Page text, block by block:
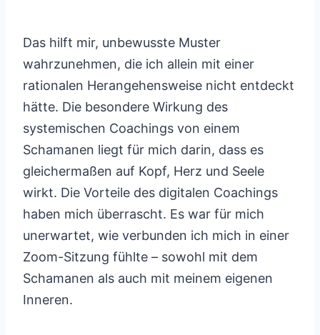
Das hilft mir, unbewusste Muster
wahrzunehmen, die ich allein mit einer
rationalen Herangehensweise nicht entdeckt
hätte. Die besondere Wirkung des
systemischen Coachings von einem
Schamanen liegt für mich darin, dass es
gleichermaßen auf Kopf, Herz und Seele
wirkt. Die Vorteile des digitalen Coachings
haben mich überrascht. Es war für mich
unerwartet, wie verbunden ich mich in einer
Zoom-Sitzung fühlte – sowohl mit dem
Schamanen als auch mit meinem eigenen
Inneren.